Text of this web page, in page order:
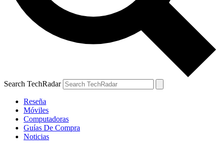
Search TechRadar
Reseña
Móviles
Computadoras
Guías De Compra
Noticias